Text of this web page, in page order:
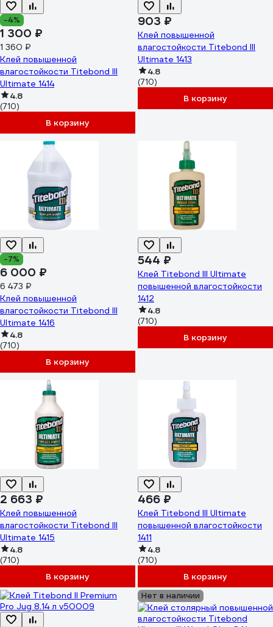
-4%
1 300 ₽
1 360 ₽
Клей повышенной
влагостойкости Titebond III
Ultimate 1414
4.8
(710)
В корзину
903 ₽
Клей повышенной
влагостойкости Titebond III
Ultimate 1413
4.8
(710)
В корзину
-7%
6 000 ₽
6 473 ₽
Клей повышенной
влагостойкости Titebond III
Ultimate 1416
4.8
(710)
В корзину
544 ₽
Клей Titebond III Ultimate
повышенной влагостойкости
1412
4.8
(710)
В корзину
2 663 ₽
Клей повышенной
влагостойкости Titebond III
Ultimate 1415
4.8
(710)
В корзину
466 ₽
Клей Titebond III Ultimate
повышенной влагостойкости
1411
4.8
(710)
В корзину
Нет в наличии